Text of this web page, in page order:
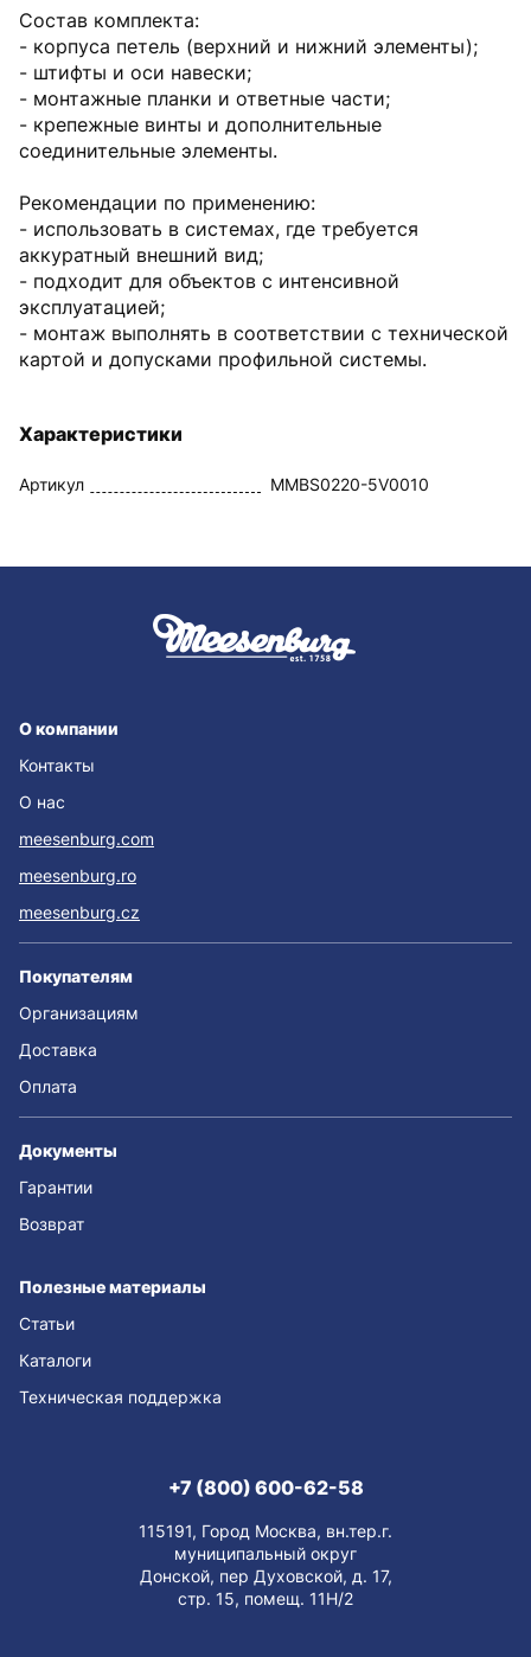
Состав комплекта:
- корпуса петель (верхний и нижний элементы);
- штифты и оси навески;
- монтажные планки и ответные части;
- крепежные винты и дополнительные
соединительные элементы.
Рекомендации по применению:
- использовать в системах, где требуется
аккуратный внешний вид;
- подходит для объектов с интенсивной
эксплуатацией;
- монтаж выполнять в соответствии с технической
картой и допусками профильной системы.
Характеристики
Артикул MMBS0220-5V0010
О компании
Контакты
О нас
meesenburg.com
meesenburg.ro
meesenburg.cz
Покупателям
Организациям
Доставка
Оплата
Документы
Гарантии
Возврат
Полезные материалы
Статьи
Каталоги
Техническая поддержка
+7 (800) 600-62-58
115191, Город Москва, вн.тер.г.
муниципальный округ
Донской, пер Духовской, д. 17,
стр. 15, помещ. 11Н/2